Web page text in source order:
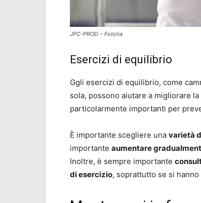
JPC-PROD – Fotolia
Esercizi di equilibrio
Ggli esercizi di equilibrio, come
sola, possono aiutare a migliorare
particolarmente importanti per
È importante scegliere una varietà
importante aumentare
Inoltre, è sempre importante
di esercizio, soprattutto se si